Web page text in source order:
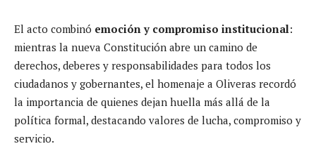
El acto combinó emoción y compromiso institucional:
mientras la nueva Constitución abre un camino de
derechos, deberes y responsabilidades para todos los
ciudadanos y gobernantes, el homenaje a Oliveras recordó
la importancia de quienes dejan huella más allá de la
política formal, destacando valores de lucha, compromiso y
servicio.